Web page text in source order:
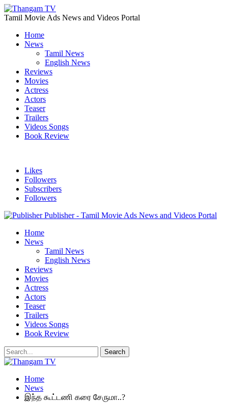
Tamil Movie Ads News and Videos Portal
Home
News
Tamil News
English News
Reviews
Movies
Actress
Actors
Teaser
Trailers
Videos Songs
Book Review
Likes
Followers
Subscribers
Followers
Publisher - Tamil Movie Ads News and Videos Portal
Home
News
Tamil News
English News
Reviews
Movies
Actress
Actors
Teaser
Trailers
Videos Songs
Book Review
Home
News
இந்த கூட்டணி கரை சேருமா..?